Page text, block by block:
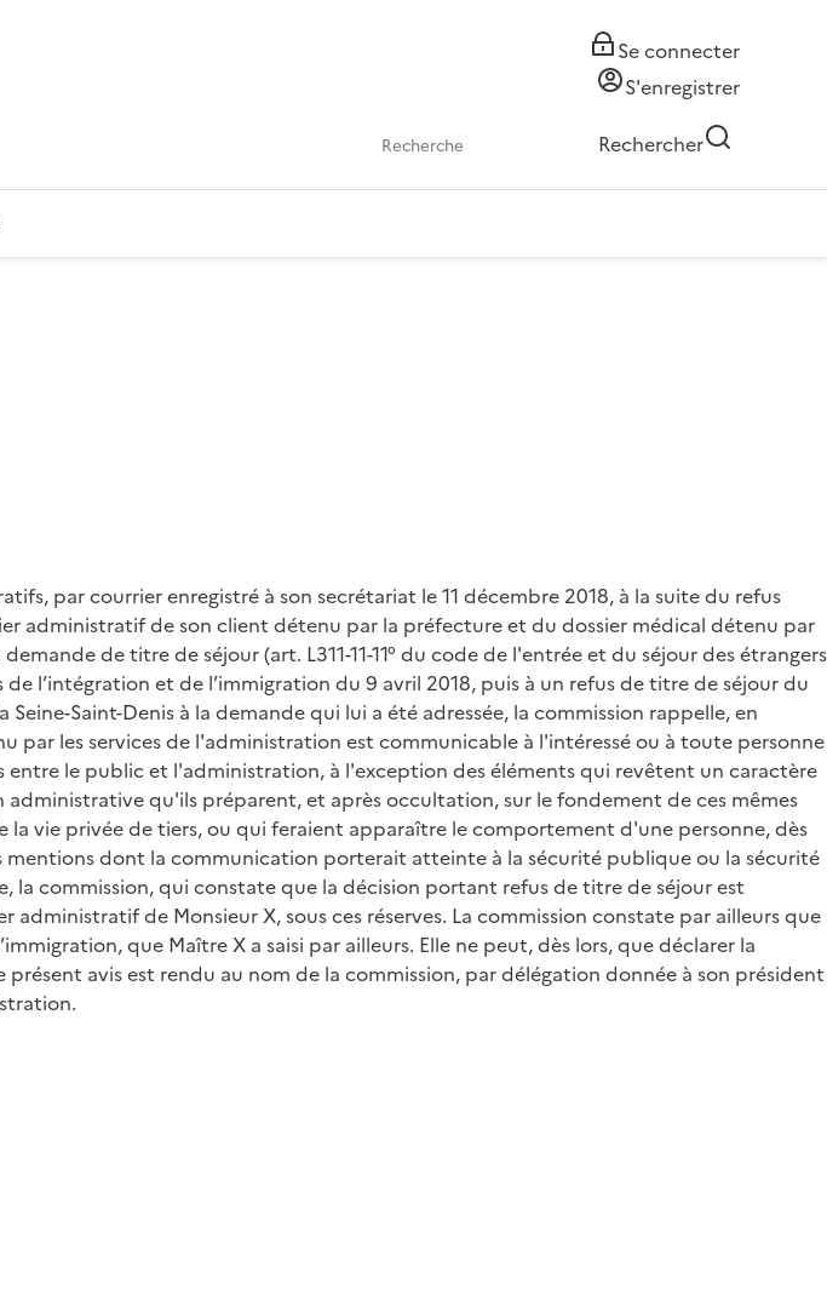
Se connecter
S'enregistrer
Rechercher
par courrier enregistré à son secrétariat le 11 décembre 2018, à la suite du refus
administratif de son client détenu par la préfecture et du dossier médical détenu par
de titre de séjour (art. L311-11-11° du code de l'entrée et du séjour des étrangers
l’intégration et de l’immigration du 9 avril 2018, puis à un refus de titre de séjour du
Saint-Denis à la demande qui lui a été adressée, la commission rappelle, en
les services de l'administration est communicable à l'intéressé ou à toute personne
le public et l'administration, à l'exception des éléments qui revêtent un caractère
qu'ils préparent, et après occultation, sur le fondement de ces mêmes
vie privée de tiers, ou qui feraient apparaître le comportement d'une personne, dès
dont la communication porterait atteinte à la sécurité publique ou la sécurité
la commission, qui constate que la décision portant refus de titre de séjour est
de Monsieur X, sous ces réserves. La commission constate par ailleurs que
que Maître X a saisi par ailleurs. Elle ne peut, dès lors, que déclarer la
avis est rendu au nom de la commission, par délégation donnée à son président